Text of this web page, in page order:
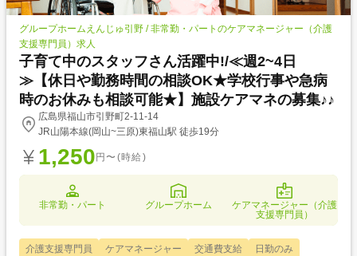
グループホームえんじゅ引野 / 非常勤・パートのケアマネージャー（介護
支援専門員）求人
子育て中のスタッフさん活躍中!/≪週2~4日
≫【休日や勤務時間の相談OK★学校行事や急病
時のお休みも相談可能★】施設ケアマネの募集♪♪
広島県福山市引野町2-11-14
JR山陽本線(岡山~三原)東福山駅 徒歩19分
1,250 円〜(時給)
非常勤・パート グループホーム
ケアマネージャー（介護
支援専門員）
介護支援専門員 ケアマネージャー 交通費支給
日勤のみ